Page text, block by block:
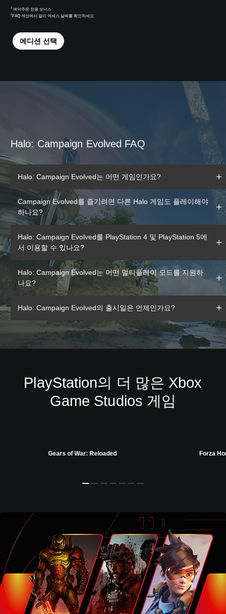
1 예약주문 전용 보너스
2FAQ 섹션에서 얼리 액세스 날짜를 확인하세요
에디션 선택
Halo: Campaign Evolved FAQ
Halo: Campaign Evolved는 어떤 게임인가요?
Campaign Evolved를 즐기려면 다른 Halo 게임도 플레이해야
하나요?
Halo: Campaign Evolved를 PlayStation 4 및 PlayStation 5에
서 이용할 수 있나요?
Halo: Campaign Evolved는 어떤 멀티플레이 모드를 지원하
나요?
Halo: Campaign Evolved의 출시일은 언제인가요?
PlayStation의 더 많은 Xbox
Game Studios 게임
Gears of War: Reloaded Forza